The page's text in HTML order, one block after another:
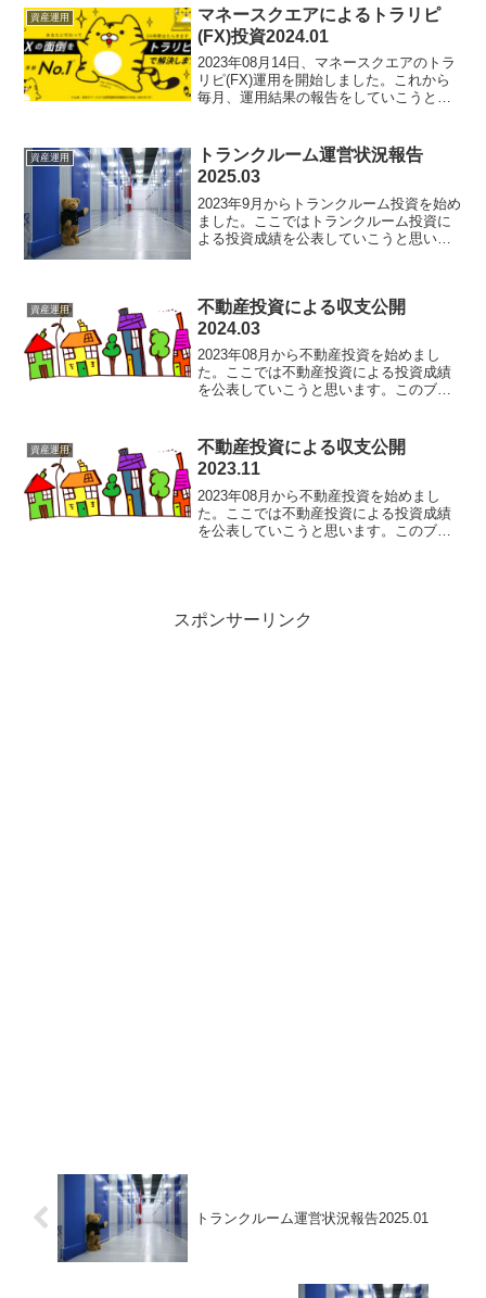
せん。不動産取得状況2023年08月31日：
東京都内単身用...
資産運用
マネースクエアによるトラリピ
(FX)投資2024.01
2023年08月14日、マネースクエアのトラ
リピ(FX)運用を開始しました。これから
毎月、運用結果の報告をしていこうと思
れません。トラリピとは「トラップリピ
ートイフダン...
資産運用
トランクルーム運営状況報告
2025.03
2023年9月からトランクルーム投資を始め
ました。ここではトランクルーム投資に
よる投資成績を公表していこうと思いま
料振込が月末締め翌...
資産運用
不動産投資による収支公開
2024.03
2023年08月から不動産投資を始めまし
た。ここでは不動産投資による投資成績
を公表していこうと思います。このブロ
せん。不動産取得状況2023年08月31日：
東京都内単身用...
資産運用
不動産投資による収支公開
2023.11
2023年08月から不動産投資を始めまし
た。ここでは不動産投資による投資成績
を公表していこうと思います。このブロ
スポンサーリンク
トランクルーム運営状況報告2025.01